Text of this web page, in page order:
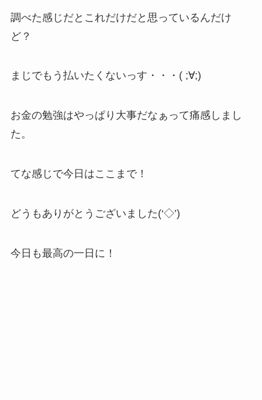
調べた感じだとこれだけだと思っているんだけ
ど？
まじでもう払いたくないっす・・・( ;∀;)
お金の勉強はやっぱり大事だなぁって痛感しまし
た。
てな感じで今日はここまで！
どうもありがとうございました(‘◇’)ゞ
今日も最高の一日に！